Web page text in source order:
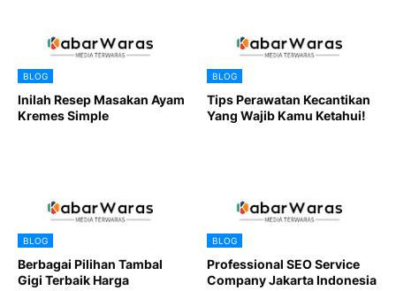
BLOG
Inilah Resep Masakan Ayam
Kremes Simple
BLOG
Tips Perawatan Kecantikan
Yang Wajib Kamu Ketahui!
BLOG
Berbagai Pilihan Tambal
Gigi Terbaik Harga
BLOG
Professional SEO Service
Company Jakarta Indonesia